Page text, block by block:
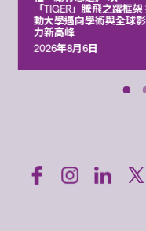
「TIGER」騰飛之躍框架
動大學邁向學術與全球
力新高峰
2026年8月6日